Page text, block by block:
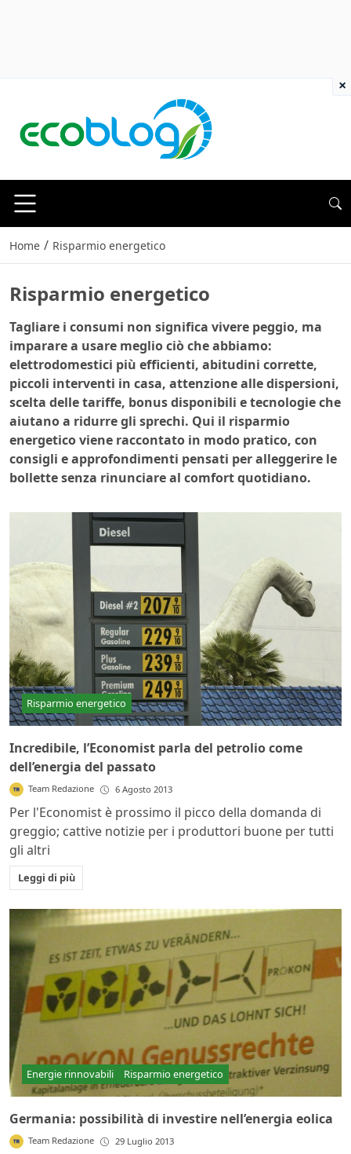
Home / Risparmio energetico
Risparmio energetico
Tagliare i consumi non significa vivere peggio, ma
imparare a usare meglio ciò che abbiamo:
elettrodomestici più efficienti, abitudini corrette,
piccoli interventi in casa, attenzione alle dispersioni,
scelta delle tariffe, bonus disponibili e tecnologie che
aiutano a ridurre gli sprechi. Qui il risparmio
energetico viene raccontato in modo pratico, con
consigli e approfondimenti pensati per alleggerire le
bollette senza rinunciare al comfort quotidiano.
Risparmio energetico
Incredibile, l’Economist parla del petrolio come
dell’energia del passato
Team Redazione 6 Agosto 2013
Per l'Economist è prossimo il picco della domanda di
greggio; cattive notizie per i produttori buone per tutti
gli altri
Leggi di più
Energie rinnovabili Risparmio energetico
Germania: possibilità di investire nell’energia eolica
Team Redazione 29 Luglio 2013
×